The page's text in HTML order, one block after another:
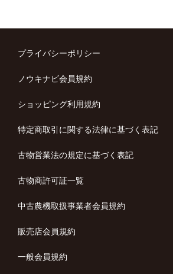
プライバシーポリシー
ノウキナビ会員規約
ショッピング利用規約
特定商取引に関する法律に基づく表記
古物営業法の規定に基づく表記
古物商許可証一覧
中古農機取扱事業者会員規約
販売店会員規約
一般会員規約